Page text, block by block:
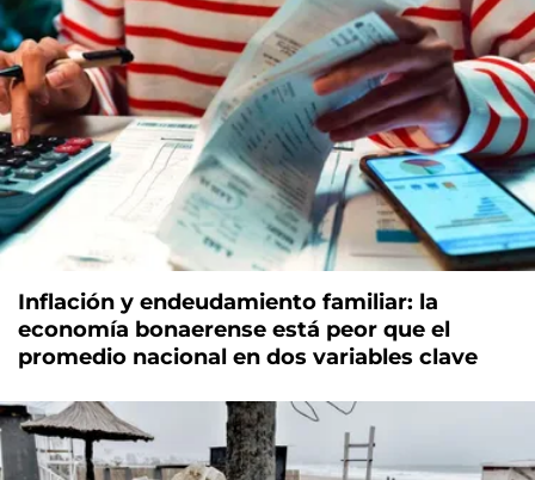
Inflación y endeudamiento familiar: la
economía bonaerense está peor que el
promedio nacional en dos variables clave